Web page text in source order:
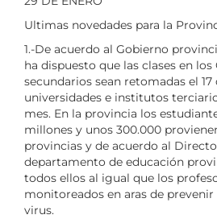
Ultimas novedades para la
1.-De acuerdo al Gobierno
ha dispuesto que las clases en
secundarios sean retomadas el
universidades e institutos
mes. En la provincia los
millones y unos 300.000
provincias y de acuerdo al
departamento de educación
todos ellos al igual que los
monitoreados en aras de
virus.